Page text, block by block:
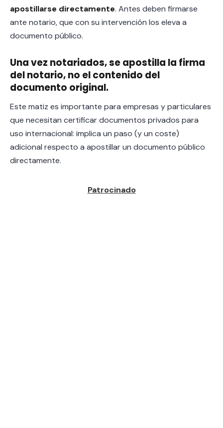
apostillarse directamente. Antes deben firmarse
ante notario, que con su intervención los eleva a
documento público.
Una vez notariados, se apostilla la firma
del notario, no el contenido del
documento original.
Este matiz es importante para empresas y particulares
que necesitan certificar documentos privados para
uso internacional: implica un paso (y un coste)
adicional respecto a apostillar un documento público
directamente.